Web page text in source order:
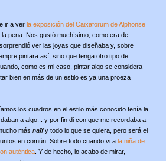
ir a ver la exposición del Caixaforum de Alphonse
la pena. Nos gustó muchísimo, como era de
ver las joyas que diseñaba y, sobre
pintara así, sino que tenga otro tipo de
como es mi caso, pintar algo se considera
bien en más de un estilo es ya una proeza
los cuadros en el estilo más conocido tenía la
a algo... y por fin di con que me recordaba a
más naïfy todo lo que se quiera, pero será el
en común. Sobre todo cuando vi a la niña de
auténtica. Y de hecho, lo acabo de mirar,